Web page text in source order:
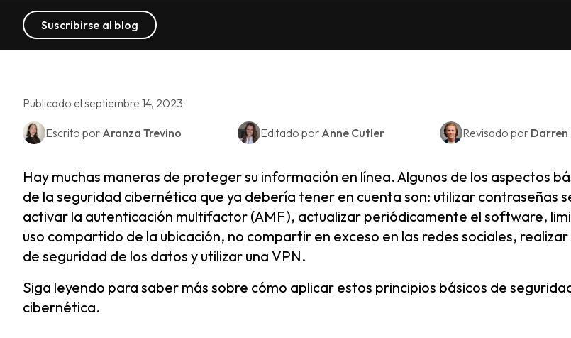
Suscribirse al blog
Publicado el septiembre 14, 2023
Escrito por Aranza Trevino Editado por Anne Cutler Revisado por Darren
Hay muchas maneras de proteger su información en línea. Algunos de los aspectos
de la seguridad cibernética que ya debería tener en cuenta son: utilizar contraseñas
activar la autenticación multifactor (AMF), actualizar periódicamente el software,
uso compartido de la ubicación, no compartir en exceso en las redes sociales, realizar
de seguridad de los datos y utilizar una VPN.
Siga leyendo para saber más sobre cómo aplicar estos principios básicos de
cibernética.